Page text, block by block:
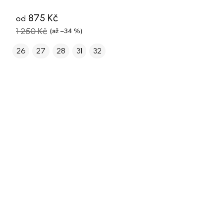
od 875 Kč
1 250 Kč (až –34 %)
26 27 28 31 32